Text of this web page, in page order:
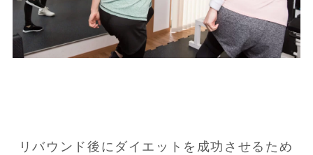
リバウンド後にダイエットを成功させるため